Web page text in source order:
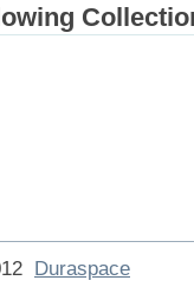
Duraspace